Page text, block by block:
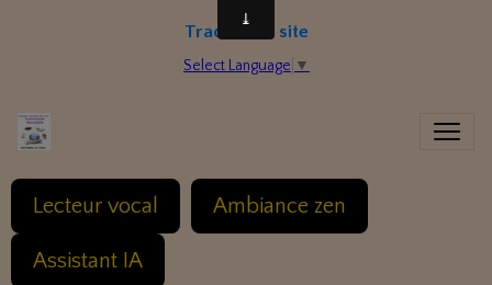
Traduire le site
Select Language ▼
Lecteur vocal Ambiance zen
Assistant IA